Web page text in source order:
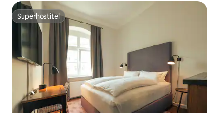
Superhostiteľ
Superhostiteľ